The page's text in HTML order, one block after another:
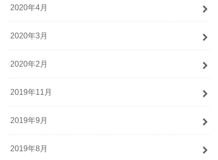
2020年4月
2020年3月
2020年2月
2019年11月
2019年9月
2019年8月